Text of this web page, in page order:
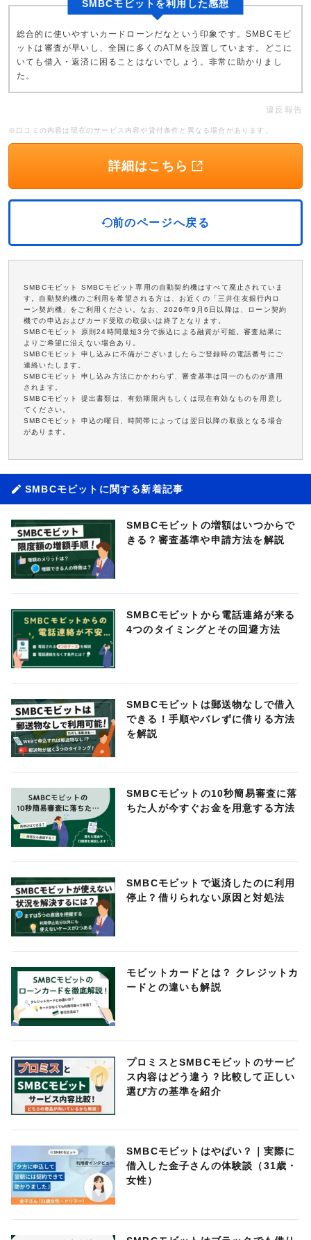
SMBCモビットを利用した感想
総合的に使いやすいカードローンだなという印象です。SMBCモビ
ットは審査が早いし、全国に多くのATMを設置しています。どこに
いても借入・返済に困ることはないでしょう。非常に助かりまし
た。
違反報告
※口コミの内容は現在のサービス内容や貸付条件と異なる場合があります。
詳細はこちら
前のページへ戻る
SMBCモビット SMBCモビット専用の自動契約機はすべて廃止されていま
す。自動契約機のご利用を希望される方は、お近くの「三井住友銀行内ロ
ーン契約機」をご利用ください。なお、2026年9月6日以降は、ローン契約
機での申込およびカード受取の取扱いは終了となります。
SMBCモビット 原則24時間最短3分で振込による融資が可能。審査結果に
よりご希望に沿えない場合あり。
SMBCモビット 申し込みに不備がございましたらご登録時の電話番号にご
連絡いたします。
SMBCモビット 申し込み方法にかかわらず、審査基準は同一のものが適用
されます。
SMBCモビット 提出書類は、有効期限内もしくは現在有効なものを用意し
てください。
SMBCモビット 申込の曜日、時間帯によっては翌日以降の取扱となる場合
があります。
SMBCモビットに関する新着記事
SMBCモビットの増額はいつからで
きる？審査基準や申請方法を解説
SMBCモビットから電話連絡が来る
4つのタイミングとその回避方法
SMBCモビットは郵送物なしで借入
できる！手順やバレずに借りる方法
を解説
SMBCモビットの10秒簡易審査に落
ちた人が今すぐお金を用意する方法
SMBCモビットで返済したのに利用
停止？借りられない原因と対処法
モビットカードとは？ クレジットカ
ードとの違いも解説
プロミスとSMBCモビットのサービ
ス内容はどう違う？比較して正しい
選び方の基準を紹介
SMBCモビットはやばい？｜実際に
借入した金子さんの体験談（31歳・
女性）